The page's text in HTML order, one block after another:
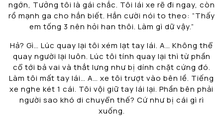
ngớn, Tưởng tôi là gái chắc. Tôi lái xe rẽ đi ngay, còn
rồ mạnh ga cho hắn biết. Hắn cười nói to theo: “Thấy
em tống 3 nên hỏi han thôi. Làm gì dữ vậy.”
Hả? Gì… Lúc quay lại tôi xém lạt tay lái. A… Không thể
quay người lại luôn. Lúc tôi tính quay lại thì từ phần
cổ tới bả vai và thắt lưng như bị dính chặt cứng đó.
Làm tôi mất tay lái… A… xe tôi trượt vào bên lề. Tiếng
xe nghe két 1 cái. Tôi vội giữ tay lái lại. Phần bên phải
người sao khó di chuyển thế? Cứ như bị cái gì rì
xuống.